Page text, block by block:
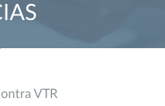
VTR